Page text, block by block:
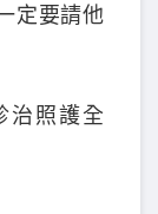
定要請他
治照護全